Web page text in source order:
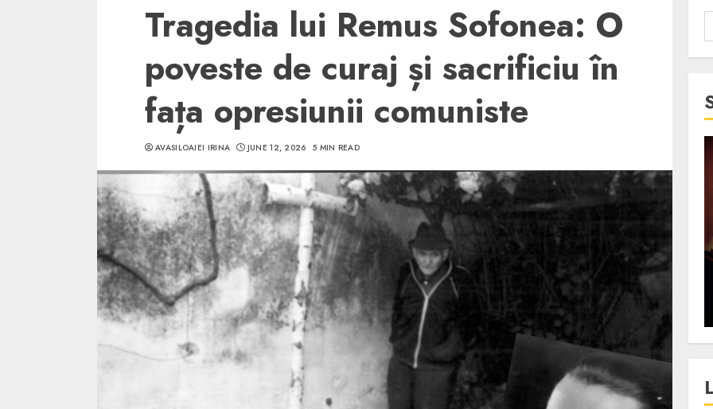
Tragedia lui Remus Sofonea: O
poveste de curaj și sacrificiu în
fața opresiunii comuniste
AVASILOAIEI IRINA JUNE 12, 2026 5 MIN READ
5 min read
SpotOn Cluj
Ce poti vizita in jurul
Clujului cand te afli intr-un
weekend prelungit in
“Orasul Comoara”?
ALEXANDRU S. MAY 31, 2023
SpotOn Cluj
Festivalurile Clujului. De
ce atrage Clujul tinerii si
pe cei mai in varsta an de
an?
DECEMBER 13, 2023